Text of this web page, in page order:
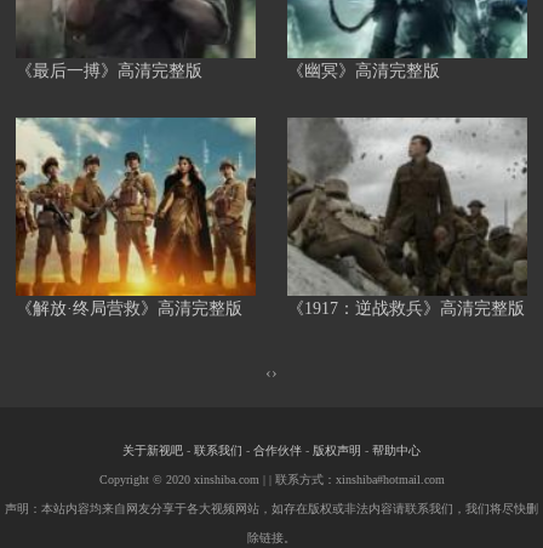
《最后一搏》高清完整版 《幽冥》高清完整版
《解放·终局营救》高清完整版 《1917：逆战救兵》高清完整版
‹›
关于新视吧 - 联系我们 - 合作伙伴 - 版权声明 - 帮助中心
Copyright © 2020 xinshiba.com | | 联系方式：xinshiba#hotmail.com
声明：本站内容均来自网友分享于各大视频网站，如存在版权或非法内容请联系我们，我们将尽快删
除链接。